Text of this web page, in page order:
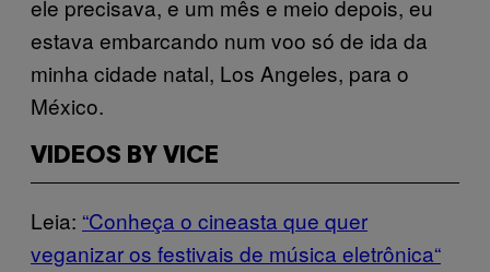
ele precisava, e um mês e meio depois, eu
estava embarcando num voo só de ida da
minha cidade natal, Los Angeles, para o
México.
VIDEOS BY VICE
Leia: “Conheça o cineasta que quer
veganizar os festivais de música eletrônica“